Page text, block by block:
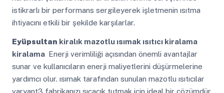
istikrarlı bir performans sergileyerek işletmenin ısıtma
ihtiyacını etkili bir şekilde karşılarlar.
Eyüpsultan kiralık mazotlu ısımak ısıtıcı kiralama
kiralama Enerji verimliliği açısından önemli avantajlar
sunar ve kullanıcıların enerji maliyetlerini düşürmelerine
yardımcı olur. ısımak tarafından sunulan mazotlu ısıtıcılar
varyant3 fabrikanızı sıcacık tutmak için ideal bir çözümdür.